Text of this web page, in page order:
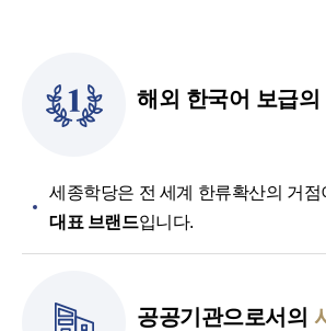
해외 한국어 보급의
세종학당은 전 세계 한류확산의 거점
대표 브랜드입니다.
공공기관으로서의